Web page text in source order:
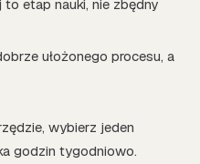
etap nauki, nie zbędny
ułożonego procesu, a
wybierz jeden
godzin tygodniowo.